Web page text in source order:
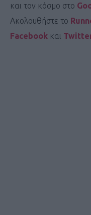
και τον κόσμο στο
Ακολουθήστε το
Facebook και